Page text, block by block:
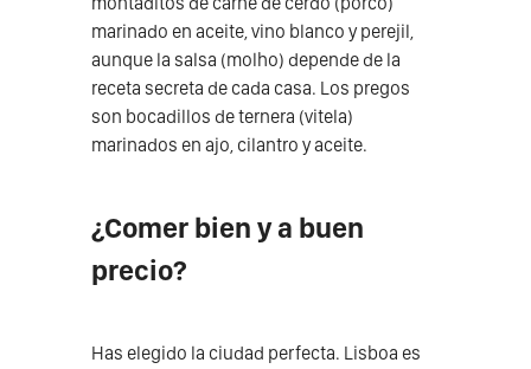
marinado en aceite, vino blanco y perejil,
aunque la salsa (molho) depende de la
receta secreta de cada casa. Los pregos
son bocadillos de ternera (vitela)
marinados en ajo, cilantro y aceite.
¿Comer bien y a buen
precio?
Has elegido la ciudad perfecta. Lisboa es